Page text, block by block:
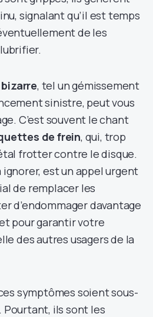
signalant qu’il est temps
de les
, tel un gémissement
sinistre, peut vous
C’est souvent le chant
de frein, qui, trop
frotter contre le disque.
ignorer, est un appel urgent
de remplacer les
d’endommager davantage
pour garantir votre
des autres usagers de la
symptômes soient sous-
Pourtant, ils sont les